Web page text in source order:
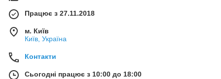
Працює з 27.11.2018
м. Київ
Київ, Україна
Контакти
Сьогодні працює з 10:00 до 18:00